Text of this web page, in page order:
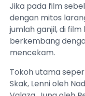
Jika pada film
dengan mitos
jumlah ganjil, di
berkembang
mencekam.
Tokoh utama
Skak, Lenni oleh